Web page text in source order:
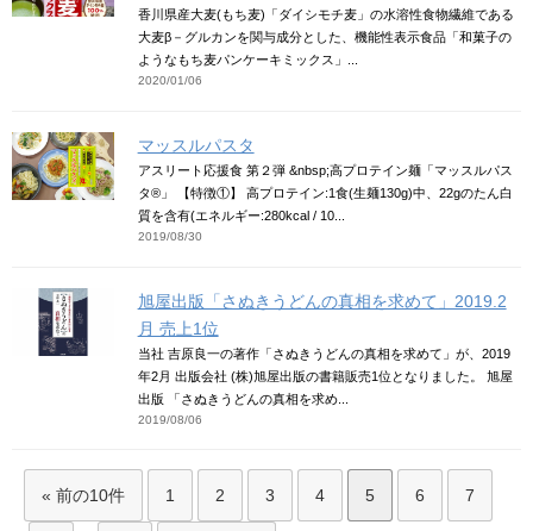
香川県産大麦(もち麦)「ダイシモチ麦」の水溶性食物繊維である
大麦β－グルカンを関与成分とした、機能性表示食品「和菓子の
ようなもち麦パンケーキミックス」...
2020/01/06
マッスルパスタ
アスリート応援食 第２弾 &nbsp;高プロテイン麺「マッスルパス
タ®」 【特徴①】 高プロテイン:1食(生麺130g)中、22gのたん白
質を含有(エネルギー:280kcal / 10...
2019/08/30
旭屋出版「さぬきうどんの真相を求めて」2019.2
月 売上1位
当社 吉原良一の著作「さぬきうどんの真相を求めて」が、2019
年2月 出版会社 (株)旭屋出版の書籍販売1位となりました。 旭屋
出版 「さぬきうどんの真相を求め...
2019/08/06
« 前の10件 1 2 3 4 5 6 7